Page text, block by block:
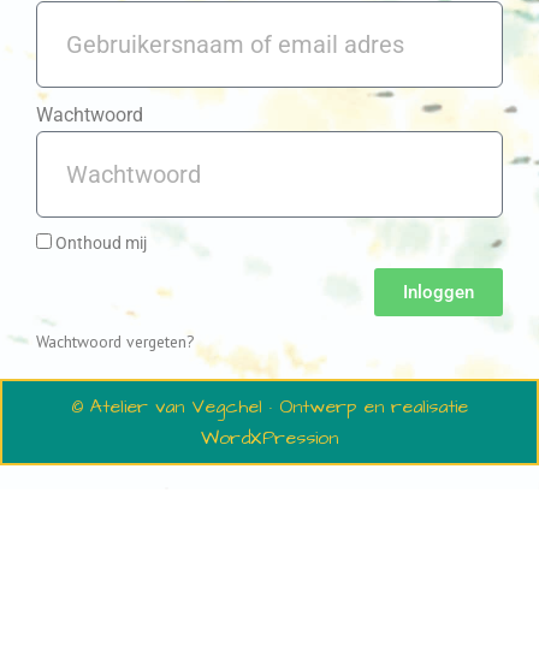
Wachtwoord
Onthoud mij
Inloggen
Wachtwoord vergeten?
© Atelier van Vegchel · Ontwerp en realisatie
WordXPression